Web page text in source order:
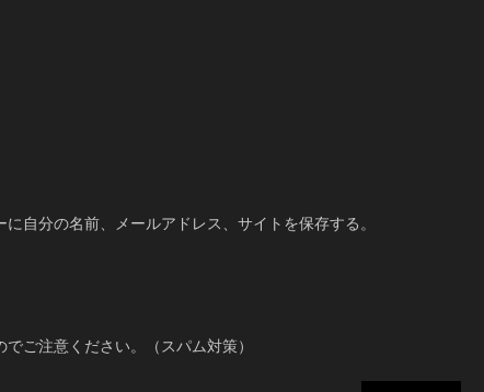
自分の名前、メールアドレス、サイトを保存する。
ご注意ください。（スパム対策）